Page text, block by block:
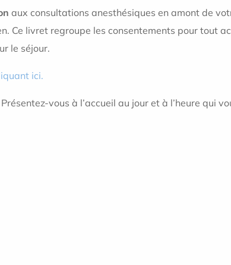
aux consultations anesthésiques en amont de
Ce livret regroupe les consentements pour tout
le séjour.
ici.
vous à l’accueil au jour et à l’heure qui